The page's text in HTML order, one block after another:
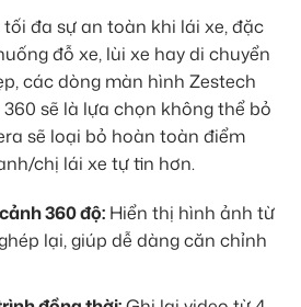
đa sự an toàn khi lái xe, đặc
đỗ xe, lùi xe hay di chuyển
các dòng màn hình Zestech
sẽ là lựa chọn không thể bỏ
sẽ loại bỏ hoàn toàn điểm
chị lái xe tự tin hơn.
360 độ: Hiển thị hình ảnh từ
lại, giúp dễ dàng căn chỉnh